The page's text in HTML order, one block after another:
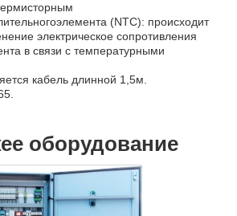
(NTC): происходит
электрическое сопротивления
в связи с температурными
кабель длинной 1,5м.
оборудование